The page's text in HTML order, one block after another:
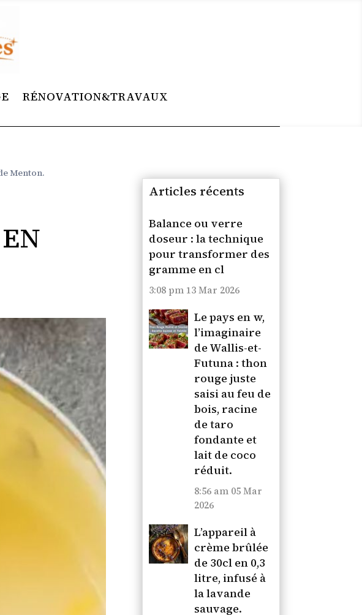
RÉNOVATION&TRAVAUX
Menton.
Articles récents
Balance ou verre
doseur : la technique
pour transformer des
gramme en cl
3:08 pm 13 Mar 2026
Le pays en w,
l’imaginaire
de Wallis-et-
Futuna : thon
rouge juste
saisi au feu de
bois, racine
de taro
fondante et
lait de coco
réduit.
8:56 am 05 Mar
2026
L’appareil à
crème brûlée
de 30cl en 0,3
litre, infusé à
la lavande
sauvage.